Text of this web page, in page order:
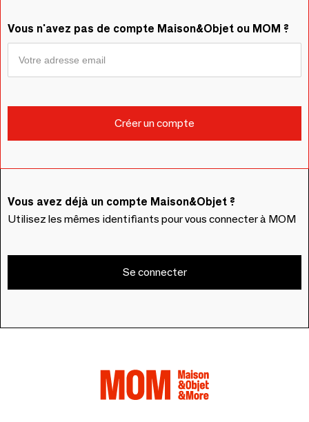
Vous n'avez pas de compte Maison&Objet ou MOM ?
Vous avez déjà un compte Maison&Objet ?
Utilisez les mêmes identifiants pour vous connecter à MOM
Se connecter